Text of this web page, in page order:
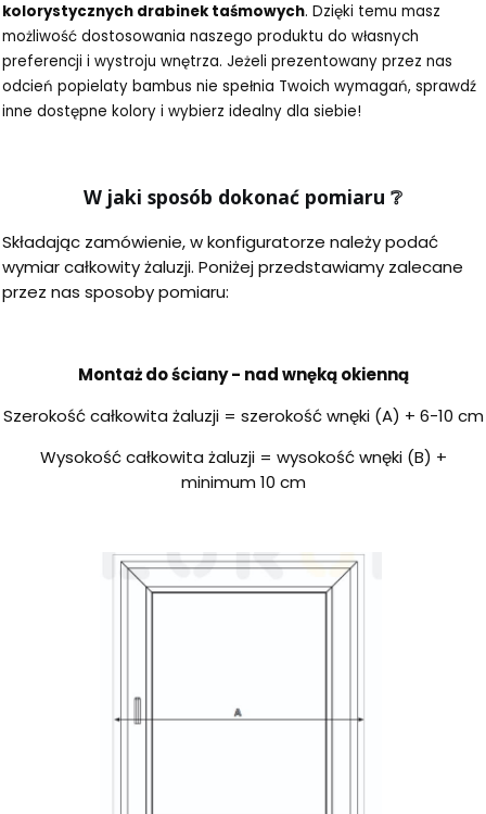
kolorystycznych drabinek taśmowych. Dzięki temu masz
możliwość dostosowania naszego produktu do własnych
preferencji i wystroju wnętrza. Jeżeli prezentowany przez nas
odcień popielaty bambus nie spełnia Twoich wymagań, sprawdź
inne dostępne kolory i wybierz idealny dla siebie!
W jaki sposób dokonać pomiaru ❔
Składając zamówienie, w konfiguratorze należy podać
wymiar całkowity żaluzji. Poniżej przedstawiamy zalecane
przez nas sposoby pomiaru:
Montaż do ściany - nad wnęką okienną
Szerokość całkowita żaluzji = szerokość wnęki (A) + 6-10 cm
Wysokość całkowita żaluzji = wysokość wnęki (B) +
minimum 10 cm